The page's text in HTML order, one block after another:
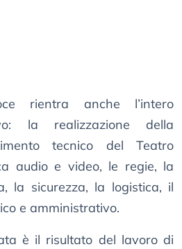
rientra anche l’intero
la realizzazione della
tecnico del Teatro
audio e video, le regie, la
la sicurezza, la logistica, il
e amministrativo.
è il risultato del lavoro di